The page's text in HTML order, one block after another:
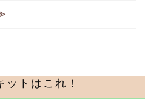
トはこれ！